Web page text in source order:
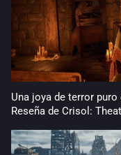
Una joya de terror
Reseña de Crisol: